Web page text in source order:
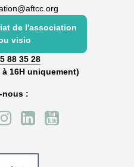
de l'association
visio
88 35 28
16H uniquement)
nous :